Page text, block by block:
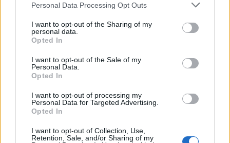
Personal Data Processing Opt Outs
I want to opt-out of the Sharing of my
personal data.
Opted In
I want to opt-out of the Sale of my
Personal Data.
Opted In
I want to opt-out of processing my
Personal Data for Targeted Advertising.
Opted In
I want to opt-out of Collection, Use,
Retention, Sale, and/or Sharing of my